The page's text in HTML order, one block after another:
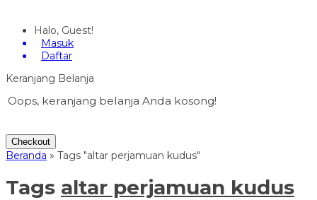
Halo, Guest!
Masuk
Daftar
Keranjang Belanja
Oops, keranjang belanja Anda kosong!
Checkout
Beranda » Tags "altar perjamuan kudus"
Tags altar perjamuan kudus